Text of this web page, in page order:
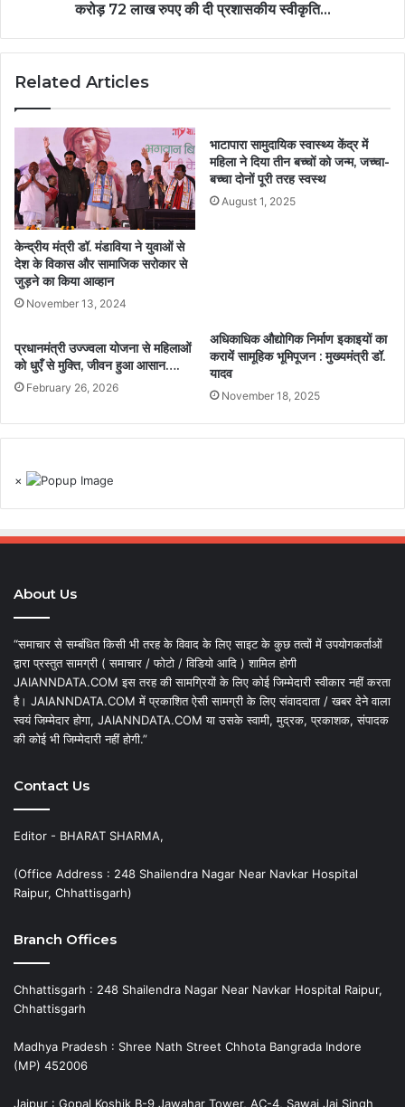
करोड़ 72 लाख रुपए की दी प्रशासकीय स्वीकृति…
Related Articles
केन्द्रीय मंत्री डॉ. मंडाविया ने युवाओं से
देश के विकास और सामाजिक सरोकार से
जुड़ने का किया आव्हान
November 13, 2024
भाटापारा सामुदायिक स्वास्थ्य केंद्र में
महिला ने दिया तीन बच्चों को जन्म, जच्चा-
बच्चा दोनों पूरी तरह स्वस्थ
August 1, 2025
प्रधानमंत्री उज्ज्वला योजना से महिलाओं
को धुएँ से मुक्ति, जीवन हुआ आसान….
February 26, 2026
अधिकाधिक औद्योगिक निर्माण इकाइयों का
करायें सामूहिक भूमिपूजन : मुख्यमंत्री डॉ.
यादव
November 18, 2025
×
About Us
“समाचार से सम्बंधित किसी भी तरह के विवाद के लिए साइट के कुछ तत्वों में उपयोगकर्ताओं
द्वारा प्रस्तुत सामग्री ( समाचार / फोटो / विडियो आदि ) शामिल होगी
JAIANNDATA.COM इस तरह की सामग्रियों के लिए कोई जिम्मेदारी स्वीकार नहीं करता
है। JAIANNDATA.COM में प्रकाशित ऐसी सामग्री के लिए संवाददाता / खबर देने वाला
स्वयं जिम्मेदार होगा, JAIANNDATA.COM या उसके स्वामी, मुद्रक, प्रकाशक, संपादक
की कोई भी जिम्मेदारी नहीं होगी.”
Contact Us
Editor - BHARAT SHARMA,
(Office Address : 248 Shailendra Nagar Near Navkar Hospital
Raipur, Chhattisgarh)
Branch Offices
Chhattisgarh : 248 Shailendra Nagar Near Navkar Hospital Raipur,
Chhattisgarh
Madhya Pradesh : Shree Nath Street Chhota Bangrada Indore
(MP) 452006
Jaipur : Gopal Koshik B-9 Jawahar Tower, AC-4, Sawai Jai Singh